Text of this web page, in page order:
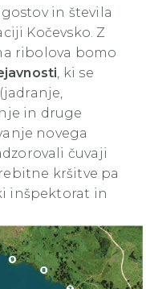
in števila
Kočevsko. Z
ribolova bomo
, ki se
in druge
novega
čuvaji
kršitve pa
inšpektorat in